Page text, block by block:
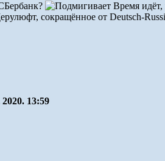
Время идёт,
сокращённое от Deutsch-
13:59